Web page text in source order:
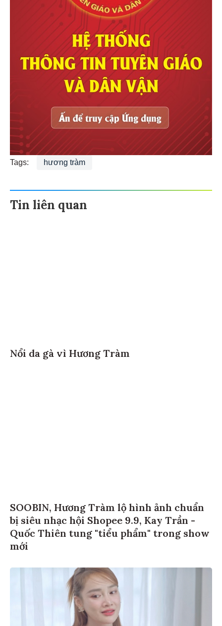
Tags: hương tràm
Tin liên quan
Nổi da gà vì Hương Tràm
SOOBIN, Hương Tràm lộ hình ảnh chuẩn
bị siêu nhạc hội Shopee 9.9, Kay Trần -
Quốc Thiên tung "tiểu phẩm" trong show
mới